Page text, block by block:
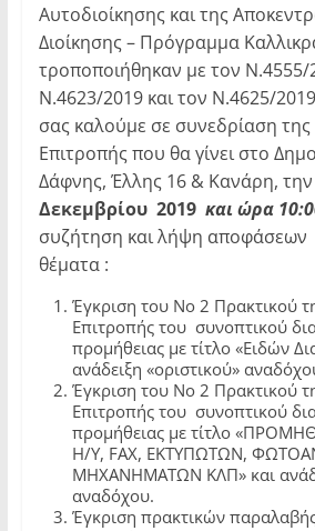
Αυτοδιοίκησης και της
Διοίκησης – Πρόγραμμα
τροποποιήθηκαν με τον Ν.4555/
Ν.4623/2019 και τον Ν.4625/
σας καλούμε σε συνεδρίαση της
Επιτροπής που θα γίνει στο
Δάφνης, Έλλης 16 & Κανάρη, την
Δεκεμβρίου 2019 και ώρα
συζήτηση και λήψη
θέματα :
Έγκριση του Νο 2 Πρακτικού
Επιτροπής του συνοπτικού
προμήθειας με τίτλο «Ειδών
ανάδειξη «οριστικού»
Έγκριση του Νο 2 Πρακτικού
Επιτροπής του συνοπτικού
προμήθειας με τίτλο
Η/Υ, FAX, ΕΚΤΥΠΩΤΩΝ,
ΜΗΧΑΝΗΜΑΤΩΝ ΚΛΠ» και
αναδόχου.
Έγκριση πρακτικών